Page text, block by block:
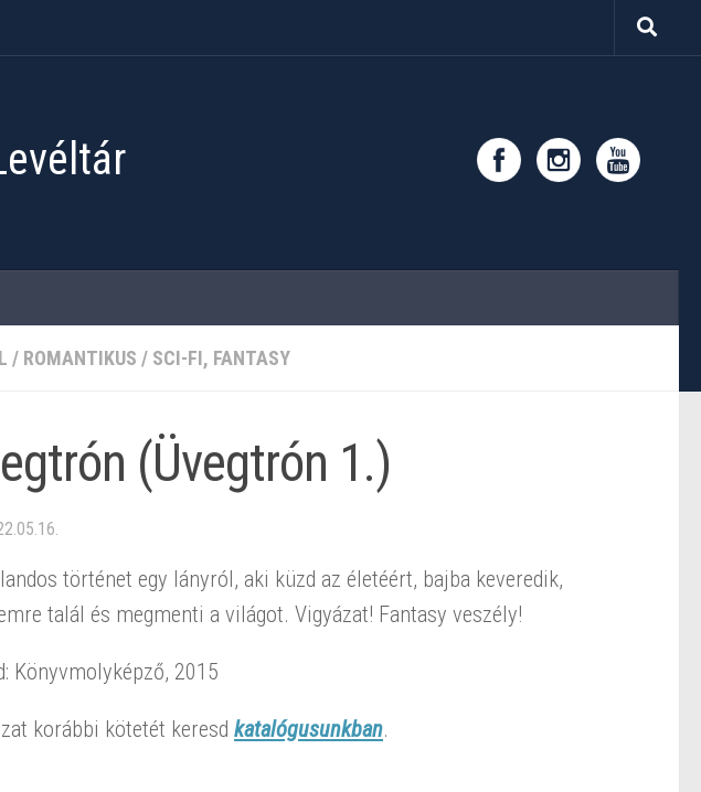
/ ROMANTIKUS / SCI-FI, FANTASY
(Üvegtrón 1.)
történet egy lányról, aki küzd az életéért, bajba keveredik,
talál és megmenti a világot. Vigyázat! Fantasy veszély!
Könyvmolyképző, 2015
korábbi kötetét keresd katalógusunkban.